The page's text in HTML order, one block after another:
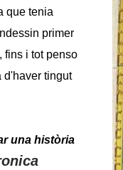
que tenia
primer
fins i tot penso
d'haver tingut
una història